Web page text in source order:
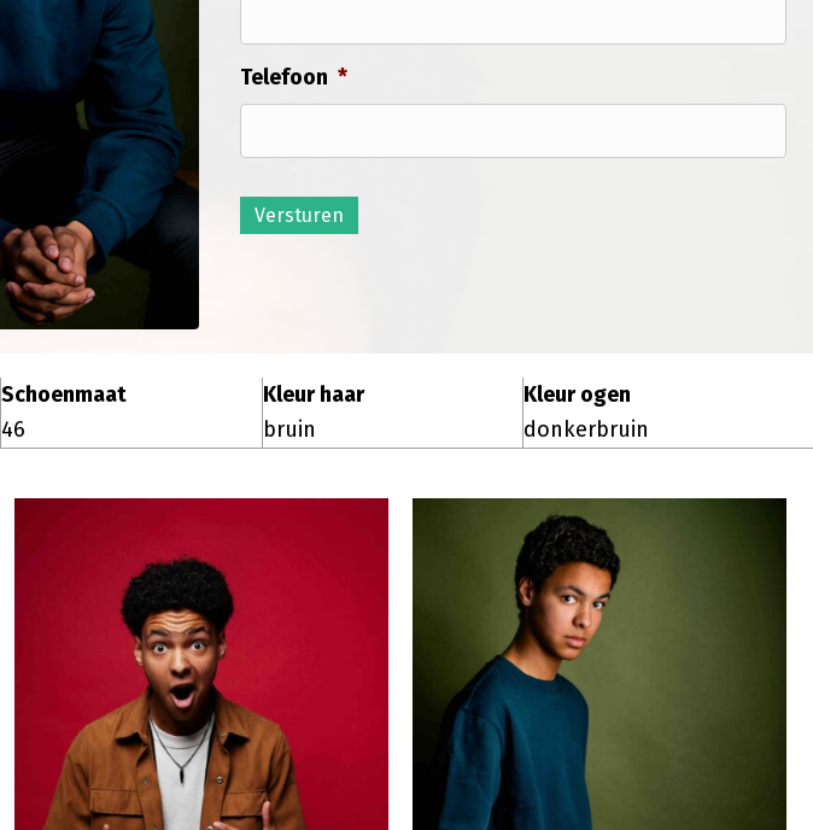
Telefoon *
Versturen
Schoenmaat
46
Kleur haar
bruin
Kleur ogen
donkerbruin